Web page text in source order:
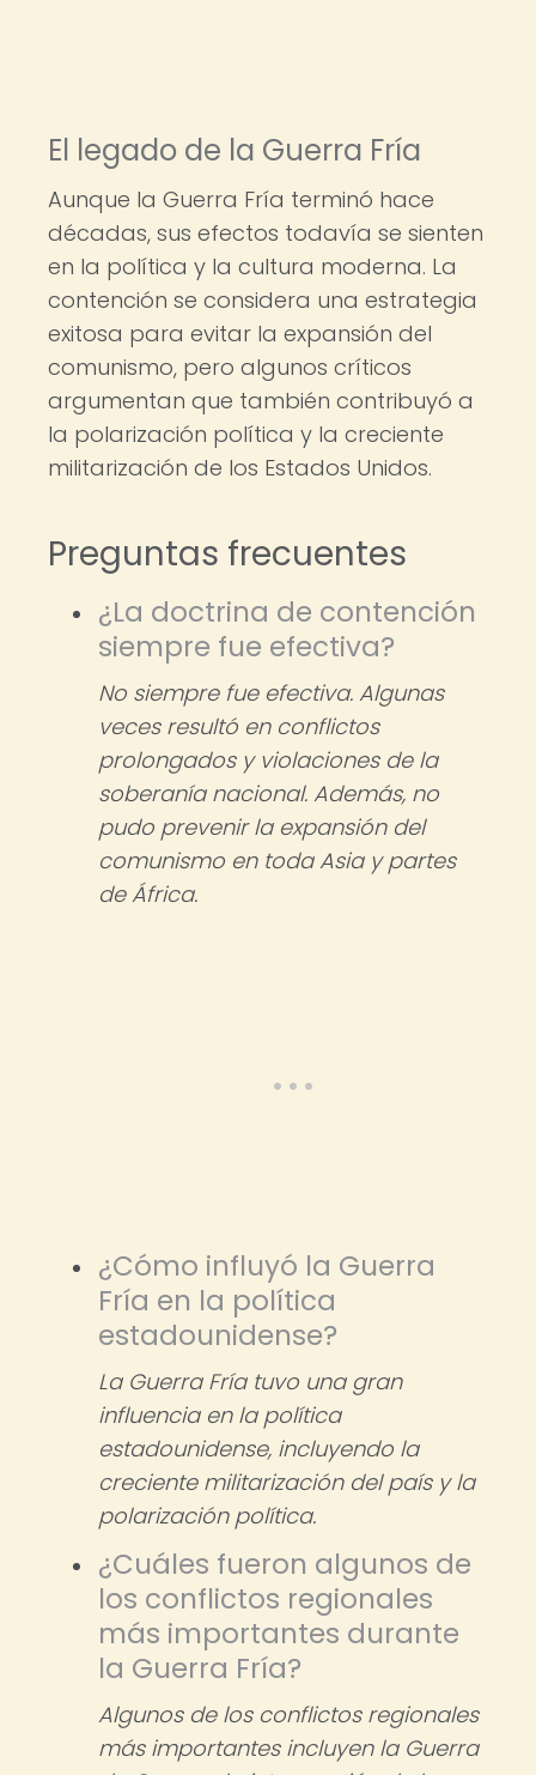
El legado de la Guerra Fría
Aunque la Guerra Fría terminó hace
décadas, sus efectos todavía se sienten
en la política y la cultura moderna. La
contención se considera una estrategia
exitosa para evitar la expansión del
comunismo, pero algunos críticos
argumentan que también contribuyó a
la polarización política y la creciente
militarización de los Estados Unidos.
Preguntas frecuentes
¿La doctrina de contención
siempre fue efectiva?
No siempre fue efectiva. Algunas
veces resultó en conflictos
prolongados y violaciones de la
soberanía nacional. Además, no
pudo prevenir la expansión del
comunismo en toda Asia y partes
de África.
¿Cómo influyó la Guerra
Fría en la política
estadounidense?
La Guerra Fría tuvo una gran
influencia en la política
estadounidense, incluyendo la
creciente militarización del país y la
polarización política.
¿Cuáles fueron algunos de
los conflictos regionales
más importantes durante
la Guerra Fría?
Algunos de los conflictos regionales
más importantes incluyen la Guerra